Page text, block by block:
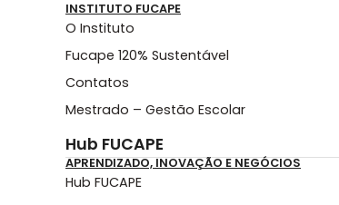
INSTITUTO FUCAPE
O Instituto
Fucape 120% Sustentável
Contatos
Mestrado – Gestão Escolar
Hub FUCAPE
APRENDIZADO, INOVAÇÃO E NEGÓCIOS
Hub FUCAPE